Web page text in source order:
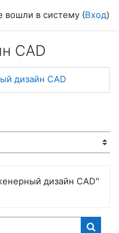
вошли в систему (Вход)
CAD
дизайн CAD
дизайн CAD"